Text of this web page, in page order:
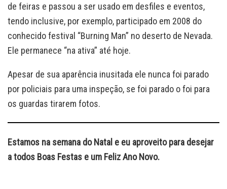
de feiras e passou a ser usado em desfiles e eventos,
tendo inclusive, por exemplo, participado em 2008 do
conhecido festival “Burning Man” no deserto de Nevada.
Ele permanece “na ativa” até hoje.
Apesar de sua aparência inusitada ele nunca foi parado
por policiais para uma inspeção, se foi parado o foi para
os guardas tirarem fotos.
Estamos na semana do Natal e eu aproveito para desejar
a todos Boas Festas e um Feliz Ano Novo.